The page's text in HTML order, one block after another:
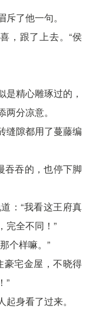
了他一句。
，跟了上去。“侯
是精心雕琢过的，
分凉意。
缝隙都用了蔓藤编
吞吞的，也停下脚
：“我看这王府真
完全不同！”
个样嘛。”
豪宅金屋，不晓得
”
身看了过来。